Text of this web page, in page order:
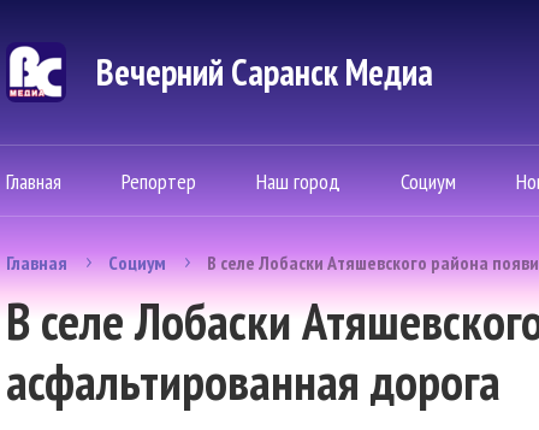
Вечерний Саранск Mедиа
Главная Репортер Наш город Социум
Главная Социум В селе Лобаски Атяшевского района
В селе Лобаски
асфальтированная дорога